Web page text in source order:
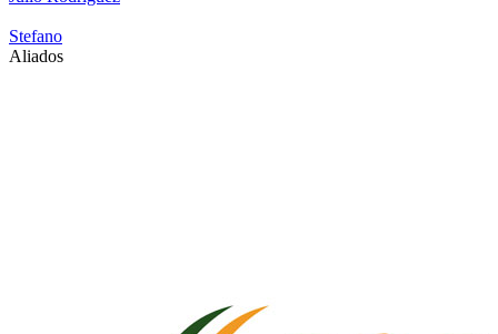
Stefano
Aliados